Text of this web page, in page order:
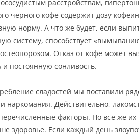
расстройствам,
черного кофе содержит дозу
норму. А что же будет, если
систему, способствует
Отказ от кофе может
постоянную сонливость.
сладостей мы поставили
наркомания. Действительно,
факторы. Но все же их
здоровье. Если каждый день